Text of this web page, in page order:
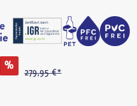
%
279,95 €*